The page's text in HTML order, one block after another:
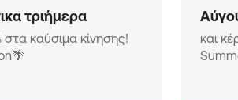
τριήμερα
στα καύσιμα κίνησης!
και